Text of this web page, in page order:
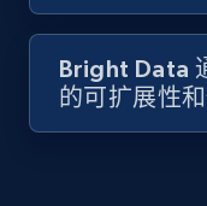
Bright Data
的可扩展性和